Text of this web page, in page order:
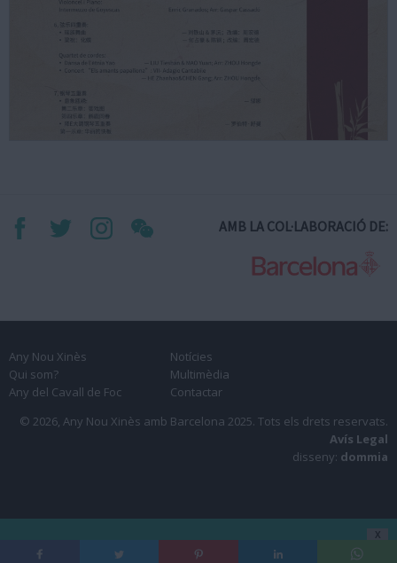
AMB LA COL·LABORACIÓ DE:
Any Nou Xinès
Qui som?
Any del Cavall de Foc
Notícies
Multimèdia
Contactar
© 2026, Any Nou Xinès amb Barcelona 2025. Tots els drets reservats.
Avís Legal
disseny: dommia
X